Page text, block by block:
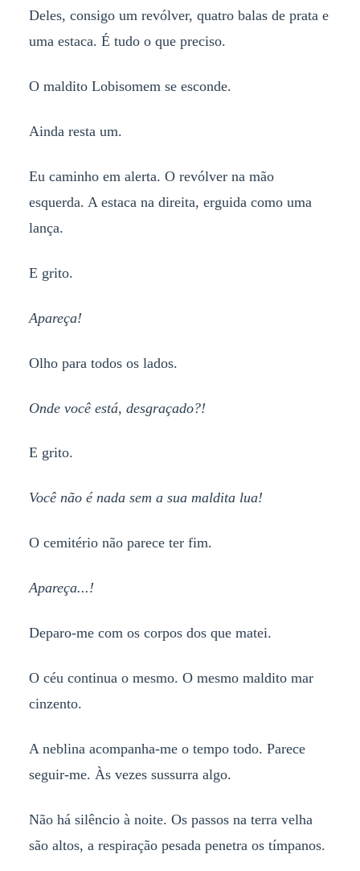
Deles, consigo um revólver, quatro balas de prata e
uma estaca. É tudo o que preciso.
O maldito Lobisomem se esconde.
Ainda resta um.
Eu caminho em alerta. O revólver na mão
esquerda. A estaca na direita, erguida como uma
lança.
E grito.
Apareça!
Olho para todos os lados.
Onde você está, desgraçado?!
E grito.
Você não é nada sem a sua maldita lua!
O cemitério não parece ter fim.
Apareça...!
Deparo-me com os corpos dos que matei.
O céu continua o mesmo. O mesmo maldito mar
cinzento.
A neblina acompanha-me o tempo todo. Parece
seguir-me. Às vezes sussurra algo.
Não há silêncio à noite. Os passos na terra velha
são altos, a respiração pesada penetra os tímpanos.